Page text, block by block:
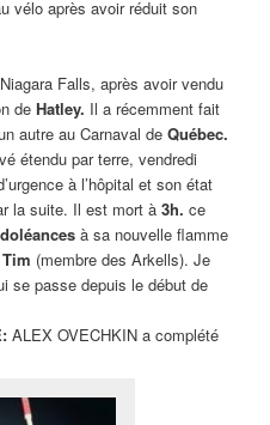
vélo après avoir réduit son
Falls, après avoir vendu
de Hatley. Il a récemment fait
autre au Carnaval de Québec.
étendu par terre, vendredi
à l’hôpital et son état
la suite. Il est mort à 3h. ce
à sa nouvelle flamme
Tim (membre des Arkells). Je
se passe depuis le début de
ALEX OVECHKIN a complété